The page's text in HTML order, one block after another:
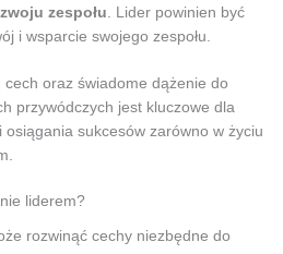
zespołu . Lider powinien być
i wsparcie swojego zespołu.
oraz świadome dążenie do
przywódczych jest kluczowe dla
sukcesów zarówno w życiu
liderem?
rozwinąć cechy niezbędne do